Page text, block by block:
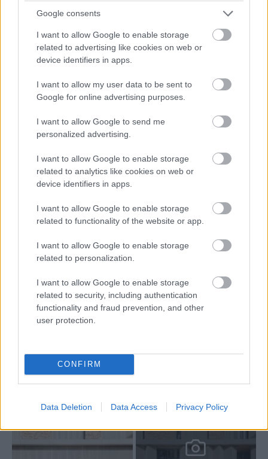
Google consents
I want to allow Google to enable storage
related to advertising like cookies on web or
device identifiers in apps.
I want to allow my user data to be sent to
Google for online advertising purposes.
I want to allow Google to send me
personalized advertising.
I want to allow Google to enable storage
related to analytics like cookies on web or
device identifiers in apps.
I want to allow Google to enable storage
related to functionality of the website or app.
I want to allow Google to enable storage
related to personalization.
I want to allow Google to enable storage
related to security, including authentication
functionality and fraud prevention, and other
user protection.
CONFIRM
Data Deletion Data Access Privacy Policy